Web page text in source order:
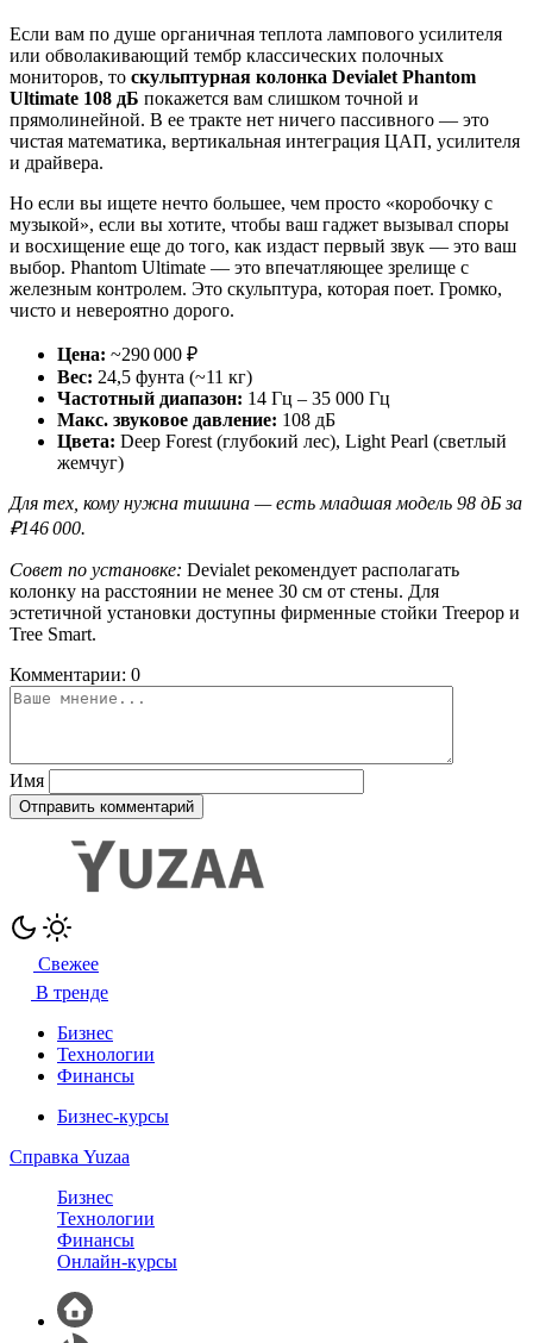
Если вам по душе органичная теплота лампового усилителя
или обволакивающий тембр классических полочных
мониторов, то скульптурная колонка Devialet Phantom
Ultimate 108 дБ покажется вам слишком точной и
прямолинейной. В ее тракте нет ничего пассивного — это
чистая математика, вертикальная интеграция ЦАП, усилителя
и драйвера.
Но если вы ищете нечто большее, чем просто «коробочку с
музыкой», если вы хотите, чтобы ваш гаджет вызывал споры
и восхищение еще до того, как издаст первый звук — это ваш
выбор. Phantom Ultimate — это впечатляющее зрелище с
железным контролем. Это скульптура, которая поет. Громко,
чисто и невероятно дорого.
Цена: ~290 000 ₽
Вес: 24,5 фунта (~11 кг)
Частотный диапазон: 14 Гц – 35 000 Гц
Макс. звуковое давление: 108 дБ
Цвета: Deep Forest (глубокий лес), Light Pearl (светлый
жемчуг)
Для тех, кому нужна тишина — есть младшая модель 98 дБ за
₽146 000.
Совет по установке: Devialet рекомендует располагать
колонку на расстоянии не менее 30 см от стены. Для
эстетичной установки доступны фирменные стойки Treepop и
Tree Smart.
Комментарии: 0
Имя
Свежее
В тренде
Бизнес
Технологии
Финансы
Бизнес-курсы
Справка Yuzaa
Бизнес
Технологии
Финансы
Онлайн-курсы